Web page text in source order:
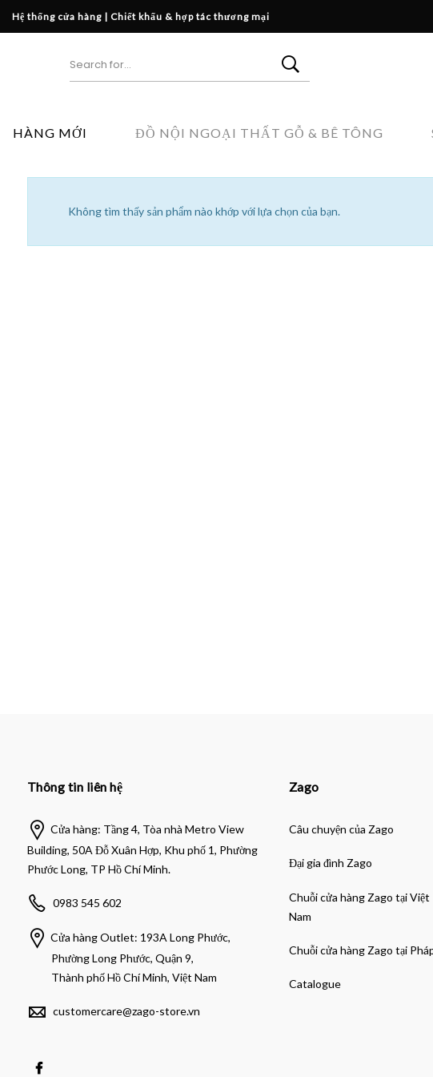
Hệ thống cửa hàng | Chiết khấu & hợp tác thương mại
HÀNG MỚI ĐỒ NỘI NGOẠI THẤT GỖ & BÊ TÔNG
Không tìm thấy sản phẩm nào khớp với lựa chọn của bạn.
Thông tin liên hệ
Cửa hàng: Tầng 4, Tòa nhà Metro View
Building, 50A Đỗ Xuân Hợp, Khu phố 1, Phường
Phước Long, TP Hồ Chí Minh.
0983 545 602
Cửa hàng Outlet: 193A Long Phước,
Phường Long Phước, Quận 9,
Thành phố Hồ Chí Minh, Việt Nam
customercare@zago-store.vn
Zago
Câu chuyện của Zago
Đại gia đình Zago
Chuỗi cửa hàng Zago tại Việt
Nam
Chuỗi cửa hàng Zago tại
Catalogue